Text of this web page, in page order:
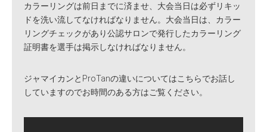
カラーリングは前日までに済ませ、大会当日は必ずリキッ
ドを洗い流してなければなりません。大会当日は、カラー
リングチェックがあり公認サロンで発行したカラーリング
証明書を選手は掲示しなければなりません。
ジャマイカンとProTanの違いについてはこちらでお話し
していますのでお時間のある方はご覧ください。